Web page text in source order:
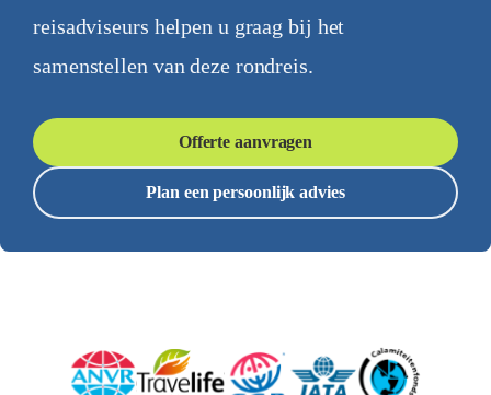
reisadviseurs helpen u graag bij het
samenstellen van deze rondreis.
Offerte aanvragen
Plan een persoonlijk advies